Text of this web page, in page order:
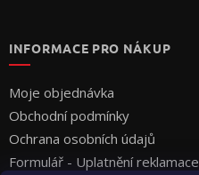
INFORMACE PRO NÁKUP
Moje objednávka
Obchodní podmínky
Ochrana osobních údajů
Formulář - Uplatnění reklamace